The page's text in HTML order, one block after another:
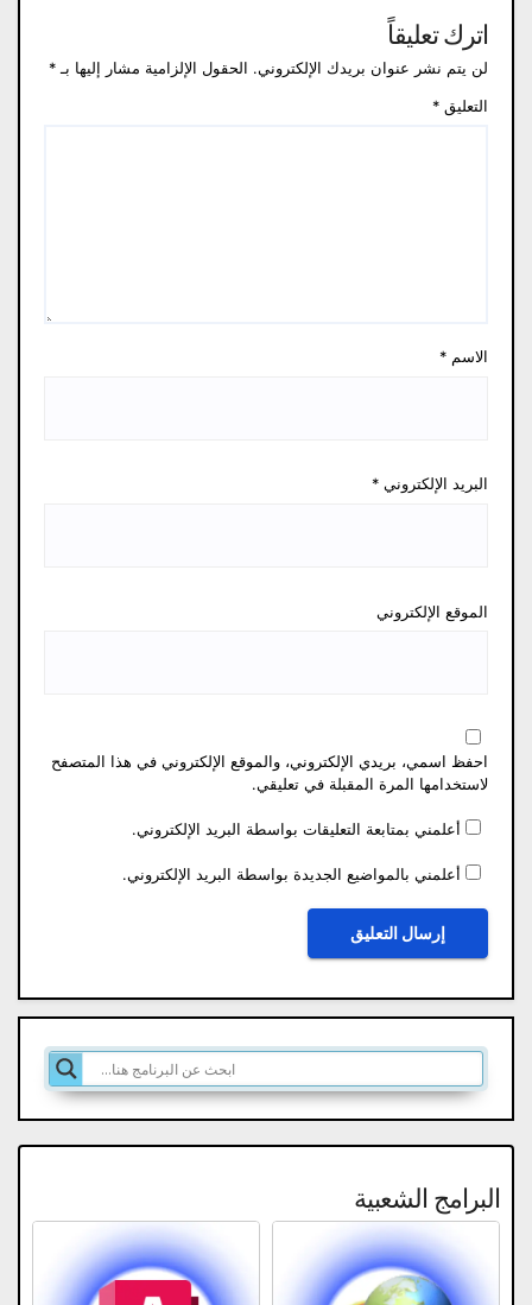
اترك تعليقاً
لن يتم نشر عنوان بريدك الإلكتروني. الحقول الإلزامية مشار إليها بـ *
التعليق *
الاسم *
البريد الإلكتروني *
الموقع الإلكتروني
احفظ اسمي، بريدي الإلكتروني، والموقع الإلكتروني في هذا المتصفح
لاستخدامها المرة المقبلة في تعليقي.
أعلمني بمتابعة التعليقات بواسطة البريد الإلكتروني.
أعلمني بالمواضيع الجديدة بواسطة البريد الإلكتروني.
البرامج الشعبية